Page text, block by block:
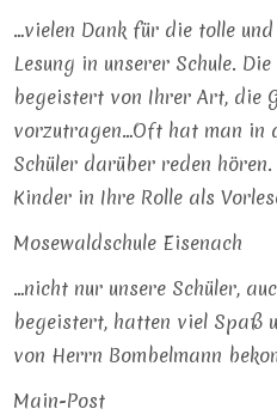
…vielen Dank für die tolle
Lesung in unserer Schule.
begeistert von Ihrer Art, die
vorzutragen…Oft hat man in
Schüler darüber reden
Kinder in Ihre Rolle als
Mosewaldschule Eisenach
…nicht nur unsere Schüler,
begeistert, hatten viel Spaß
von Herrn Bombelmann
Main-Post